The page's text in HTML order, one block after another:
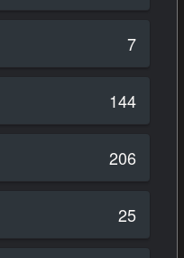
7
144
206
25